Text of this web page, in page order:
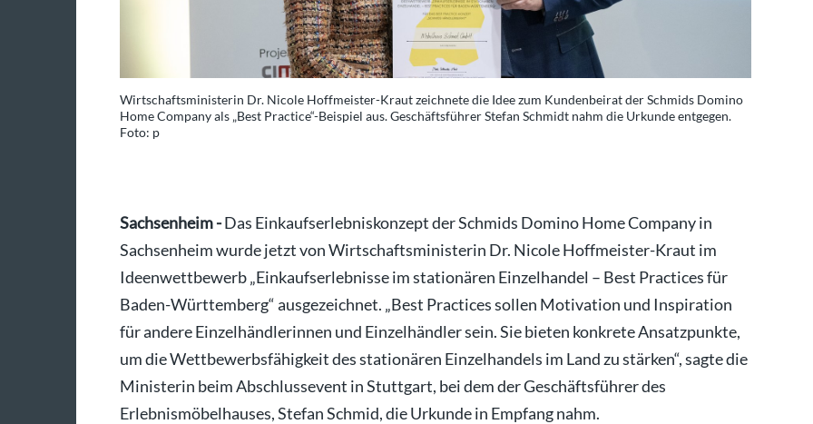
Wirtschaftsministerin Dr. Nicole Hoffmeister-Kraut zeichnete die Idee zum Kundenbeirat der Schmids Domino
Home Company als „Best Practice“-Beispiel aus. Geschäftsführer Stefan Schmidt nahm die Urkunde entgegen.
Foto: p
Sachsenheim -Das Einkaufserlebniskonzept der Schmids Domino Home Company in
Sachsenheim wurde jetzt von Wirtschaftsministerin Dr. Nicole Hoffmeister-Kraut im
Ideenwettbewerb „Einkaufserlebnisse im stationären Einzelhandel – Best Practices für
Baden-Württemberg“ ausgezeichnet. „Best Practices sollen Motivation und Inspiration
für andere Einzelhändlerinnen und Einzelhändler sein. Sie bieten konkrete Ansatzpunkte,
um die Wettbewerbsfähigkeit des stationären Einzelhandels im Land zu stärken“, sagte die
Ministerin beim Abschlussevent in Stuttgart, bei dem der Geschäftsführer des
Erlebnismöbelhauses, Stefan Schmid, die Urkunde in Empfang nahm.